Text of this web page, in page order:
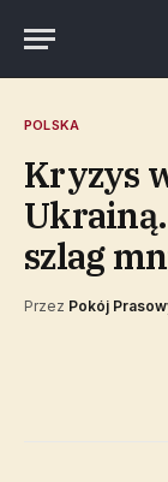
POLSKA
Kryzys
szlag
Przez Pokój